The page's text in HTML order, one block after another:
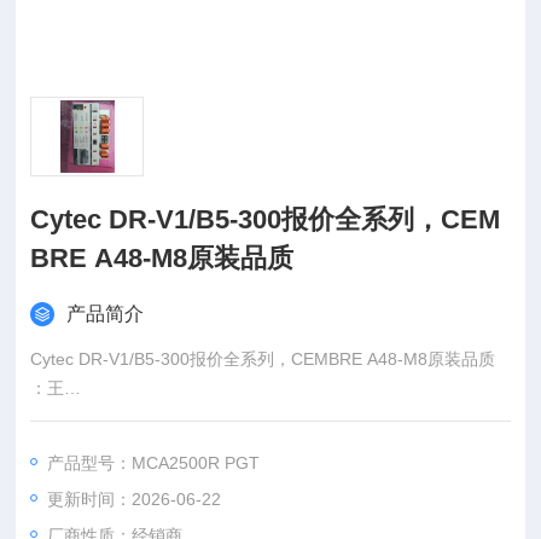
Cytec DR-V1/B5-300报价全系列，CEM
BRE A48-M8原装品质
产品简介
Cytec DR-V1/B5-300报价全系列，CEMBRE A48-M8原装品质
：王
：www@
产品型号：MCA2500R PGT
更新时间：2026-06-22